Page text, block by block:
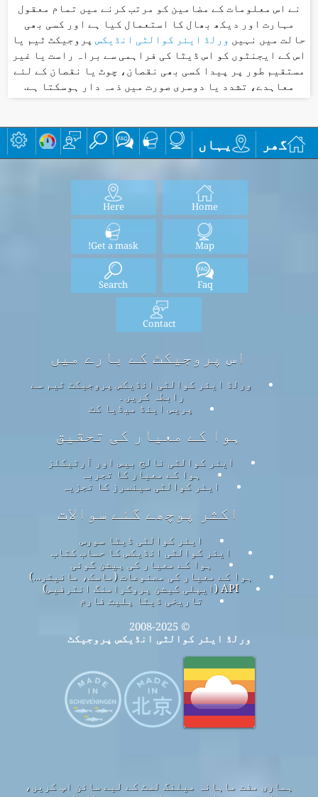
نے اس معلومات کے مضامین کو مرتب کرنے میں تمام معقول
مہارت اور دیکھ بھال کا استعمال کیا ہے اور کسی بھی
حالت میں نہیں ورلڈ ایئر کوالٹی انڈیکس پروجیکٹ ٹیم یا
اس کے ایجنٹوں کو اس ڈیٹا کی فراہمی سے براہ راست یا غیر
مستقیم طور پر پیدا کسی بھی نقصان، چوٹ یا نقصان کے لئے
معاہدے، تشدد یا دوسری صورت میں ذمہ دار ہوسکتا ہے.
گھر یہاں
Home
Here
Map
Get a mask!
Faq
Search
Contact
اس پروجیکٹ کے بارے میں
ورلڈ ایئر کوالٹی انڈیکس پروجیکٹ ٹیم سے
رابطہ کریں۔
پریس اینڈ میڈیا کٹ
ہوا کے معیار کی تحقیق
ایئر کوالٹی نالج بیس اور آرٹیکلز
ہوا کے معیار کا تجربہ
ایئر کوالٹی سینسرز کا تجزیہ
اکثر پوچھے گئے سوالات
ایئر کوالٹی ڈیٹا سورس
ایئر کوالٹی انڈیکس کا حساب کتاب
ہوا کے معیار کی پیشن گوئی
ہوا کے معیار کی مصنوعات (ماسک، مانیٹر…)
API (ایپلی کیشن پروگرامنگ انٹرفیس)
تاریخی ڈیٹا پلیٹ فارم
© 2008-2025
ورلڈ ایئر کوالٹی انڈیکس پروجیکٹ
ہماری مفت ماہانہ میلنگ لسٹ کے لیے سائن اپ کریں،